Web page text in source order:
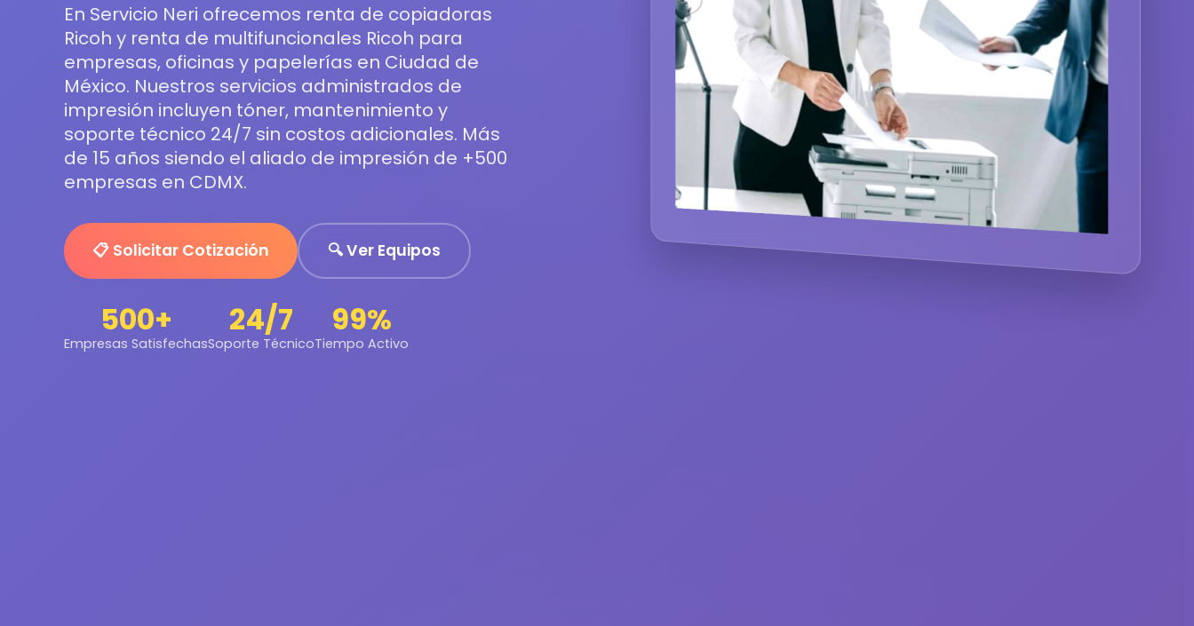
En Servicio Neri ofrecemos renta de copiadoras
Ricoh y renta de multifuncionales Ricoh para
empresas, oficinas y papelerías en Ciudad de
México. Nuestros servicios administrados de
impresión incluyen tóner, mantenimiento y
soporte técnico 24/7 sin costos adicionales. Más
de 15 años siendo el aliado de impresión de +500
empresas en CDMX.
📋 Solicitar Cotización 🔍 Ver Equipos
500+
Empresas Satisfechas
24/7
Soporte Técnico
99%
Tiempo Activo